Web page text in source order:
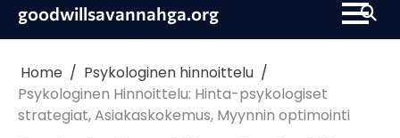
Skipgoodwillsavannahga.org
Home
Psykologinen hinnoittelu
Psykologinen Hinnoittelu: Hinta-psykologiset
strategiat, Asiakaskokemus, Myynnin optimointi